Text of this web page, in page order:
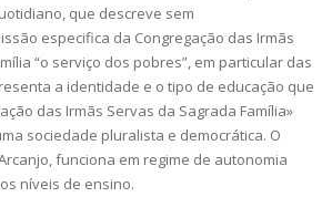
que descreve sem
especifica da Congregação das Irmãs
“o serviço dos pobres”, em particular das
a identidade e o tipo de educação que
das Irmãs Servas da Sagrada Família»
sociedade pluralista e democrática. O
funciona em regime de autonomia
níveis de ensino.